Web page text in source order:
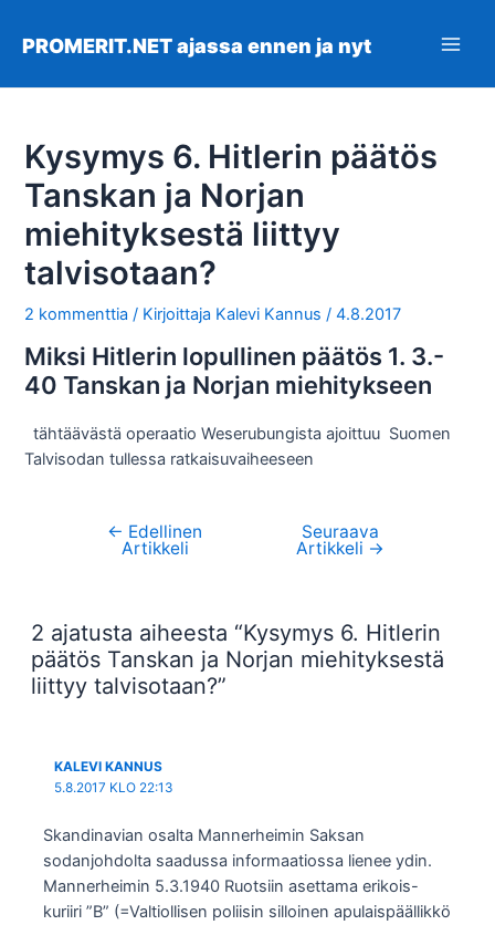
sisältöön
PROMERIT.NET ajassa ennen ja nyt
Kysymys 6. Hitlerin päätös
Tanskan ja Norjan
miehityksestä liittyy
talvisotaan?
2 kommenttia / Kirjoittaja Kalevi Kannus/4.8.2017
Miksi Hitlerin lopullinen päätös 1. 3.-
40 Tanskan ja Norjan miehitykseen
tähtäävästä operaatio Weserubungista ajoittuu Suomen
Talvisodan tullessa ratkaisuvaiheeseen
Artikkelien
← Edellinen
Artikkeli
Seuraava
Artikkeli →
2 ajatusta aiheesta “Kysymys 6. Hitlerin
päätös Tanskan ja Norjan miehityksestä
liittyy talvisotaan?”
KALEVI KANNUS
5.8.2017 KLO 22:13
Skandinavian osalta Mannerheimin Saksan
sodanjohdolta saadussa informaatiossa lienee ydin.
Mannerheimin 5.3.1940 Ruotsiin asettama erikois-
kuriiri ”B” (=Valtiollisen poliisin silloinen apulaispäällikkö